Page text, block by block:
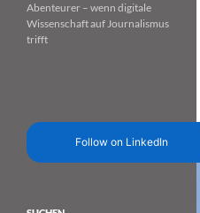
Abenteurer – wenn digitale
Wissenschaft auf Journalismus
trifft
Follow on LinkedIn